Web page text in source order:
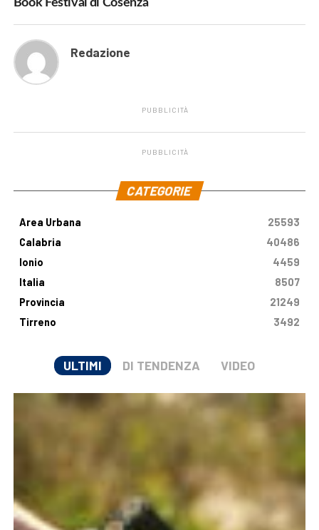
Book Festival di Cosenza
Redazione
PUBBLICITÀ
PUBBLICITÀ
CATEGORIE
Area Urbana
25593
Calabria
40486
Ionio
4459
Italia
8507
Provincia
21249
Tirreno
3492
ULTIMI DI TENDENZA VIDEO